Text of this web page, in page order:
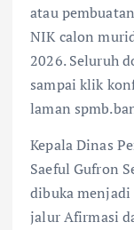
atau
NIK calon
2026. Seluruh
sampai klik
laman
Kepala Dinas
Saeful Gufron
dibuka menjadi
jalur Afirmasi